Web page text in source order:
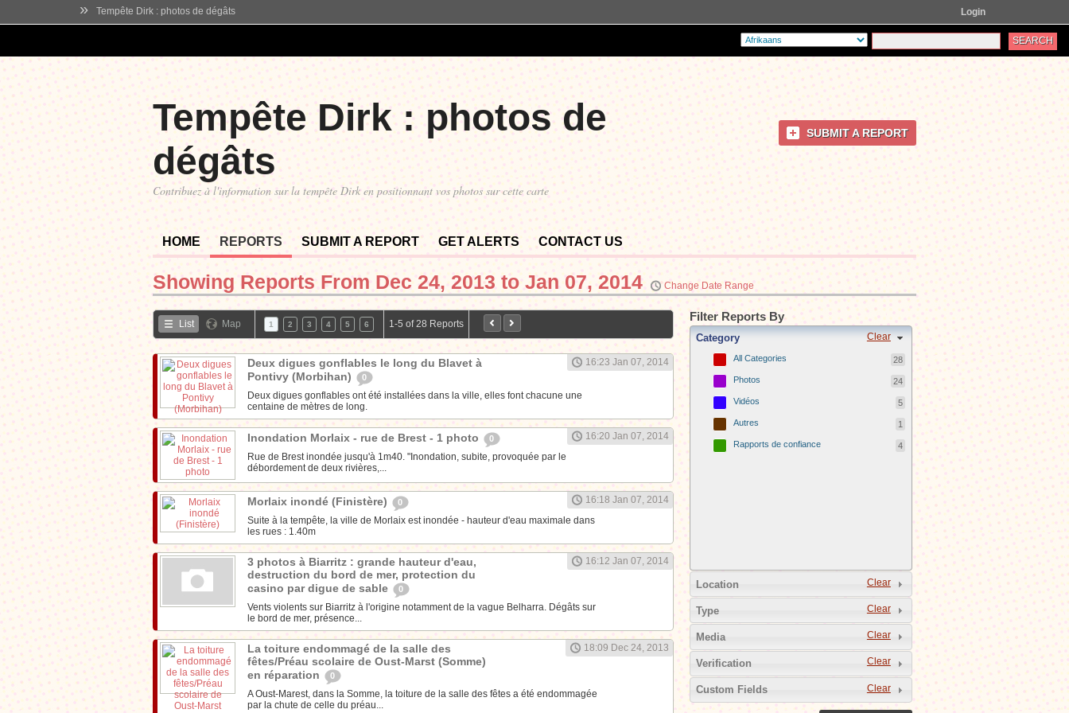
» Tempête Dirk : photos de dégâts Login
Tempête Dirk : photos de
dégâts
Contribuez à l'information sur la tempête Dirk en positionnant vos photos sur cette carte
SUBMIT A REPORT
HOME REPORTS SUBMIT A REPORT GET ALERTS CONTACT US
Showing Reports From Dec 24, 2013 to Jan 07, 2014 Change Date Range
List Map 1 2 3 4 5 6 1-5 of 28 Reports
Deux digues gonflables le long du Blavet à
Pontivy (Morbihan)
0
16:23 Jan 07, 2014
Deux digues gonflables ont été installées dans la ville, elles font chacune une
centaine de mètres de long.
Inondation Morlaix - rue de Brest - 1 photo 0
16:20 Jan 07, 2014
Rue de Brest inondée jusqu'à 1m40. "Inondation, subite, provoquée par le
débordement de deux rivières,...
Morlaix inondé (Finistère) 0
16:18 Jan 07, 2014
Suite à la tempête, la ville de Morlaix est inondée - hauteur d'eau maximale dans
les rues : 1.40m
3 photos à Biarritz : grande hauteur d'eau,
destruction du bord de mer, protection du
casino par digue de sable
0
16:12 Jan 07, 2014
Vents violents sur Biarritz à l'origine notamment de la vague Belharra. Dégâts sur
le bord de mer, présence...
La toiture endommagé de la salle des
fêtes/Préau scolaire de Oust-Marst (Somme)
en réparation
0
18:09 Dec 24, 2013
A Oust-Marest, dans la Somme, la toiture de la salle des fêtes a été endommagée
par la chute de celle du préau...
Filter Reports By
Clear
Category
All Categories 28
Photos 24
Vidéos 5
Autres 1
Rapports de confiance 4
Clear
Location
Clear
Type
Clear
Media
Clear
Verification
Clear
Custom Fields